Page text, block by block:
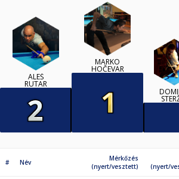
ALEŠ
RUTAR
MARKO
HOČEVAR
# Név
Mérkőzés
(nyert/vesztett)
(nyert/